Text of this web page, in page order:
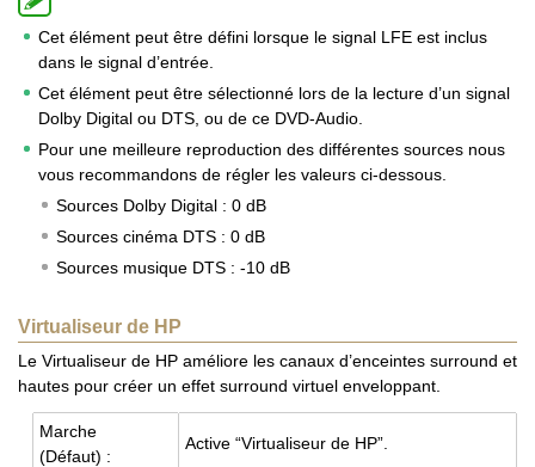
Cet élément peut être défini lorsque le signal LFE est inclus
dans le signal d’entrée.
Cet élément peut être sélectionné lors de la lecture d’un signal
Dolby Digital ou DTS, ou de ce DVD-Audio.
Pour une meilleure reproduction des différentes sources nous
vous recommandons de régler les valeurs ci-dessous.
Sources Dolby Digital : 0 dB
Sources cinéma DTS : 0 dB
Sources musique DTS : -10 dB
Virtualiseur de HP
Le Virtualiseur de HP améliore les canaux d’enceintes surround et
hautes pour créer un effet surround virtuel enveloppant.
Marche
(Défaut) :
Active “Vir­tua­li­seur de HP”.